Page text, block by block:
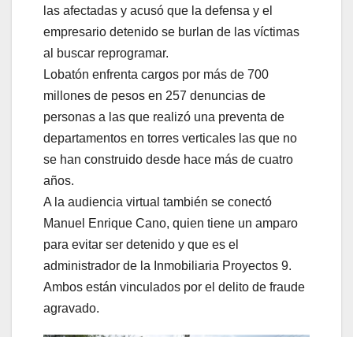
las afectadas y acusó que la defensa y el
empresario detenido se burlan de las víctimas
al buscar reprogramar.
Lobatón enfrenta cargos por más de 700
millones de pesos en 257 denuncias de
personas a las que realizó una preventa de
departamentos en torres verticales las que no
se han construido desde hace más de cuatro
años.
A la audiencia virtual también se conectó
Manuel Enrique Cano, quien tiene un amparo
para evitar ser detenido y que es el
administrador de la Inmobiliaria Proyectos 9.
Ambos están vinculados por el delito de fraude
agravado.